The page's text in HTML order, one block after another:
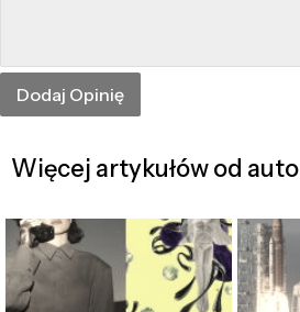
Więcej artykułów od